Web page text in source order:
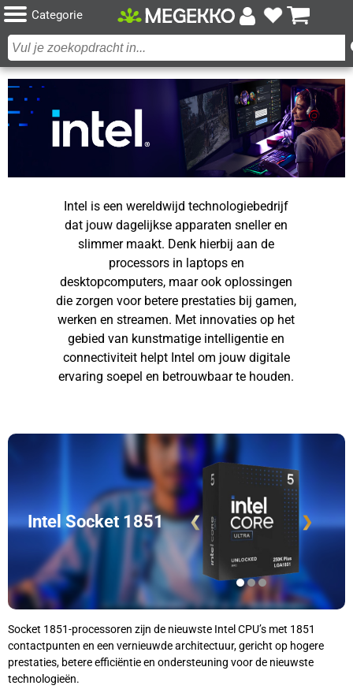
Categorie
Intel is een wereldwijd technologiebedrijf
dat jouw dagelijkse apparaten sneller en
slimmer maakt. Denk hierbij aan de
processors in laptops en
desktopcomputers, maar ook oplossingen
die zorgen voor betere prestaties bij gamen,
werken en streamen. Met innovaties op het
gebied van kunstmatige intelligentie en
connectiviteit helpt Intel om jouw digitale
ervaring soepel en betrouwbaar te houden.
Intel Socket 1851 ❮ ❯
Socket 1851-processoren zijn de nieuwste Intel CPU’s met 1851
contactpunten en een vernieuwde architectuur, gericht op hogere
prestaties, betere efficiëntie en ondersteuning voor de nieuwste
technologieën.